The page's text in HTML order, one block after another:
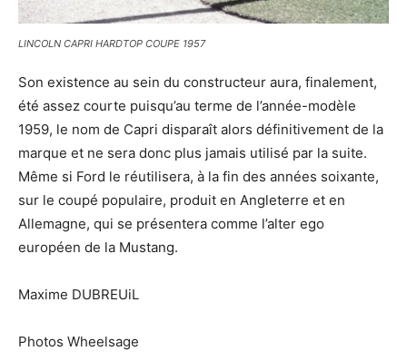
LINCOLN CAPRI HARDTOP COUPE 1957
Son existence au sein du constructeur aura, finalement,
été assez courte puisqu’au terme de l’année-modèle
1959, le nom de Capri disparaît alors définitivement de la
marque et ne sera donc plus jamais utilisé par la suite.
Même si Ford le réutilisera, à la fin des années soixante,
sur le coupé populaire, produit en Angleterre et en
Allemagne, qui se présentera comme l’alter ego
européen de la Mustang.
Maxime DUBREUiL
Photos Wheelsage